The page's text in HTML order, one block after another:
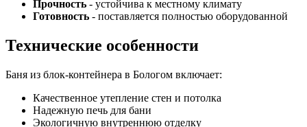
Прочность - устойчива к местному климату
Готовность - поставляется полностью оборудованной
Технические особенности
Баня из блок-контейнера в Бологом включает:
Качественное утепление стен и потолка
Надежную печь для бани
Экологичную внутреннюю отделку